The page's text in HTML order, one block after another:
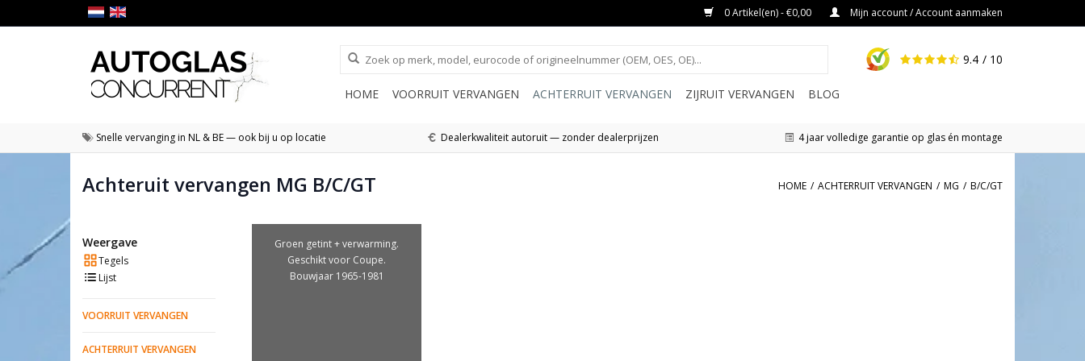
0 Artikel(en) - €0,00 Mijn account / Account aanmaken
9.4 / 10
HOME VOORRUIT VERVANGEN ACHTERRUIT VERVANGEN ZIJRUIT VERVANGEN BLOG
Snelle vervanging in NL & BE — ook bij u op locatie Dealerkwaliteit autoruit — zonder dealerprijzen 4 jaar volledige garantie op glas én montage
Achteruit vervangen MG B/C/GT HOME / ACHTERRUIT VERVANGEN / MG / B/C/GT
Weergave
Tegels
Lijst
VOORRUIT VERVANGEN
ACHTERRUIT VERVANGEN
Groen getint + verwarming.
Geschikt voor Coupe.
Bouwjaar 1965-1981